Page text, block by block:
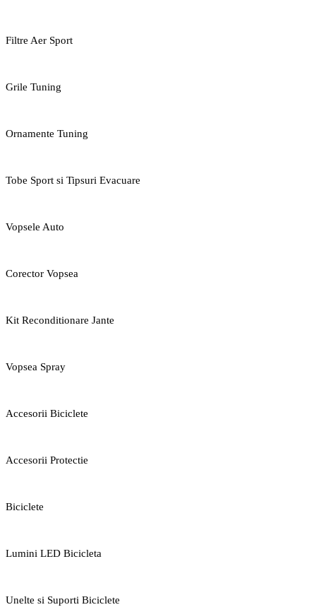
Filtre Aer Sport
Grile Tuning
Ornamente Tuning
Tobe Sport si Tipsuri Evacuare
Vopsele Auto
Corector Vopsea
Kit Reconditionare Jante
Vopsea Spray
Accesorii Biciclete
Accesorii Protectie
Biciclete
Lumini LED Bicicleta
Unelte si Suporti Biciclete